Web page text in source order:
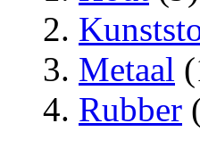
Metaal
Rubber